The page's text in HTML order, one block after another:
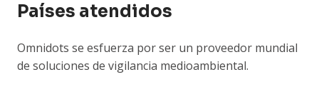
Países atendidos
Omnidots se esfuerza por ser un proveedor mundial
de soluciones de vigilancia medioambiental.